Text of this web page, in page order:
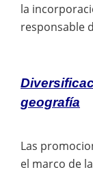
la
responsable
geografía
Las
el marco de